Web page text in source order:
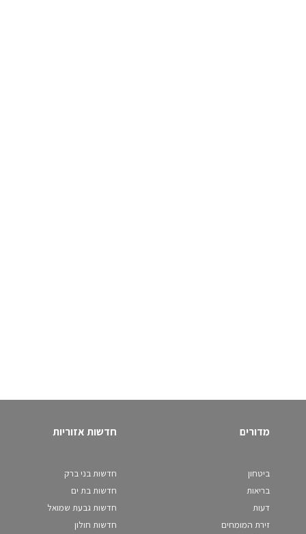
מדורים
ביטחון
בריאות
דעות
זירת המומחים
חדשות אזוריות
חדשות בני ברק
חדשות בת ים
חדשות גבעת שמואל
חדשות חולון